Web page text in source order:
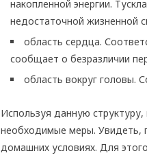
накопленной энергии.
недостаточной жизненной
область сердца.
сообщает о безразличии
область вокруг головы.
Используя данную
необходимые меры. Увидеть,
домашних условиях. Для